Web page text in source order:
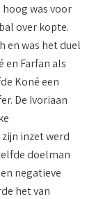
was voor
over kopte.
en was het duel
en Farfan als
Koné een
De Ivoriaan
inzet werd
doelman
negatieve
het van